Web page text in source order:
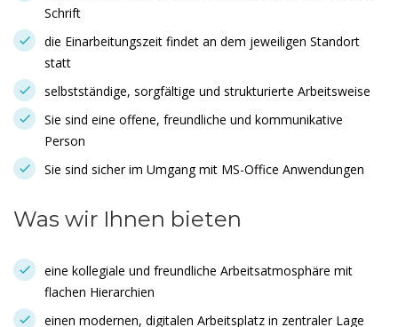
Schrift
die Einarbeitungszeit findet an dem jeweiligen Standort
statt
selbstständige, sorgfältige und strukturierte Arbeitsweise
Sie sind eine offene, freundliche und kommunikative
Person
Sie sind sicher im Umgang mit MS-Office Anwendungen
Was wir Ihnen bieten
eine kollegiale und freundliche Arbeitsatmosphäre mit
flachen Hierarchien
einen modernen, digitalen Arbeitsplatz in zentraler Lage